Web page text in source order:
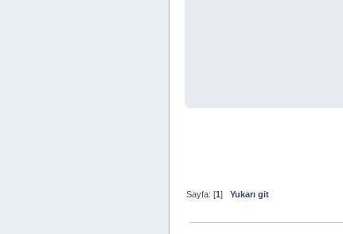
Sayfa: [1]Yukarı git